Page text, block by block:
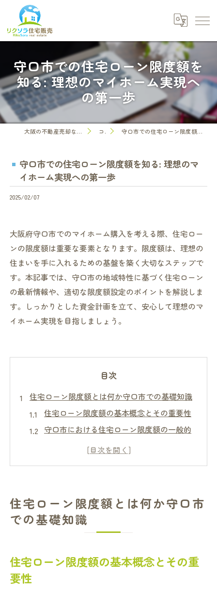
守口市での住宅ローン限度額を
知る: 理想のマイホーム実現へ
の第一歩
大阪の不動産売却なら株式会社リクソラ住宅販売 コラム 守口市での住宅ローン限度額を知る: 理想のマイホーム実現への第一歩
守口市での住宅ローン限度額を知る: 理想のマ
イホーム実現への第一歩
2025/02/07
大阪府守口市でのマイホーム購入を考える際、住宅ロー
ンの限度額は重要な要素となります。限度額は、理想の
住まいを手に入れるための基盤を築く大切なステップで
す。本記事では、守口市の地域特性に基づく住宅ローン
の最新情報や、適切な限度額設定のポイントを解説しま
す。しっかりとした資金計画を立て、安心して理想のマ
イホーム実現を目指しましょう。
目次
住宅ローン限度額とは何か守口市での基礎知識
住宅ローン限度額の基本概念とその重要性
守口市における住宅ローン限度額の一般的
る要因
限度額の変更が住宅ローンに及ぼす影響
守口市の地域特性が住宅ローン限度額に与える
影響
住宅ローン限度額とは何か守口市
での基礎知識
住宅ローン限度額の基本概念とその重
要性